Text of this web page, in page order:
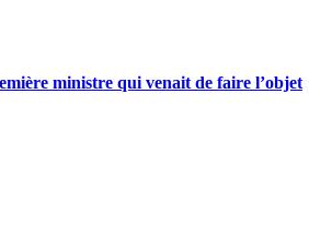
ministre qui venait de faire l’objet